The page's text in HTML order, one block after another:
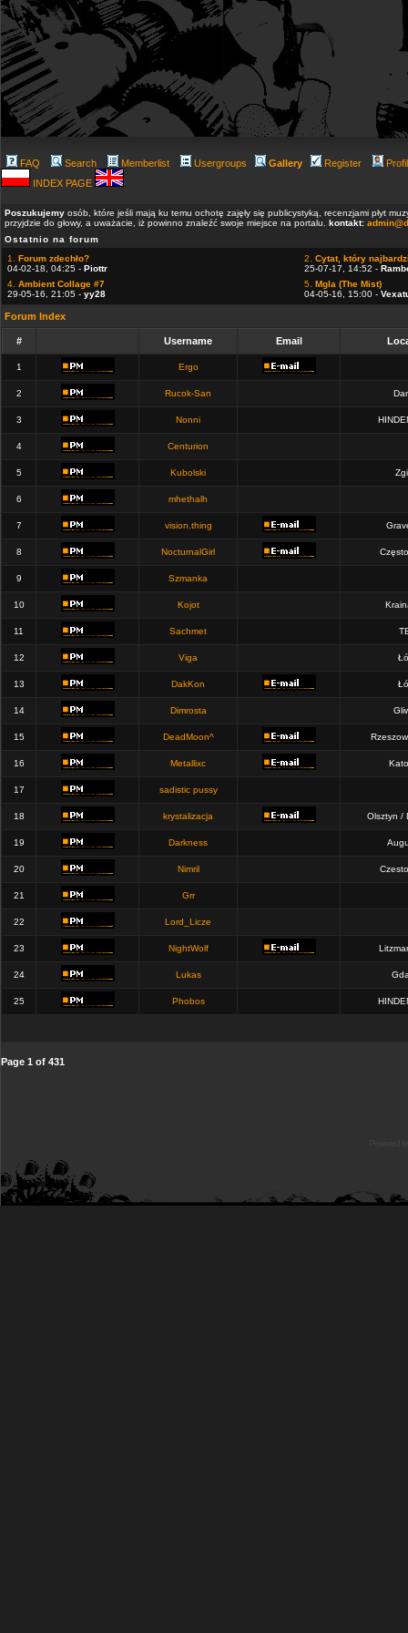
FAQ Search Memberlist Usergroups Gallery Register
INDEX PAGE
Poszukujemy osób, które jeśli mają ku temu ochotę zajęły się publicystyką, recenzjami płyt
przyjdzie do głowy, a uważacie, iż powinno znaleźć swoje miejsce na portalu. kontakt:
Ostatnio na forum
1. Forum zdechło?
04-02-18, 04:25 - Piottr
2. Cytat, który
25-07-17, 14:52 -
4. Ambient Collage #7
29-05-16, 21:05 - yy28
5. Mgla (The Mist)
04-05-16, 15:00 -
Forum Index
# Username Email
1 Ergo
2 Rucok-San
3 Nonni
4 Centurion
5 Kubolski
6 mhethalh
7 vision.thing
8 NocturnalGirl
9 Szmanka
10 Kojot
11 Sachmet
12 Viga
13 DakKon
14 Dimrosta
15 DeadMoon^
16 Metallixc
17 sadistic pussy
18 krystalizacja Olsztyn /
19 Darkness
20 Nimril
21 Grr
22 Lord_Licze
23 NightWolf
24 Lukas
25 Phobos
Page 1 of 431